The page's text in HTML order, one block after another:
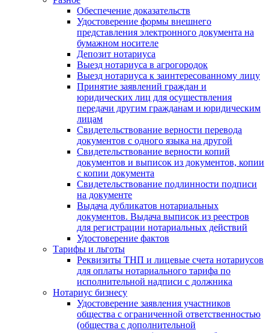
Обеспечение доказательств
Удостоверение формы внешнего
представления электронного документа на
бумажном носителе
Депозит нотариуса
Выезд нотариуса в агрогородок
Выезд нотариуса к заинтересованному лицу
Принятие заявлений граждан и
юридических лиц для осуществления
передачи другим гражданам и юридическим
лицам
Свидетельствование верности перевода
документов с одного языка на другой
Свидетельствование верности копий
документов и выписок из документов, копии
с копии документа
Свидетельствование подлинности подписи
на документе
Выдача дубликатов нотариальных
документов. Выдача выписок из реестров
для регистрации нотариальных действий
Удостоверение фактов
Тарифы и льготы
Реквизиты ТНП и лицевые счета нотариусов
для оплаты нотариального тарифа по
исполнительной надписи с должника
Нотариус бизнесу
Удостоверение заявления участников
общества с ограниченной ответственностью
(общества с дополнительной